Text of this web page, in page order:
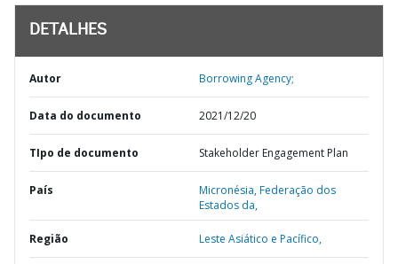
DETALHES
Autor Borrowing Agency;
Data do documento 2021/12/20
TIpo de documento Stakeholder Engagement Plan
País Micronésia,Federação dos
Estados da,
Região Leste Asiático e Pacífico,